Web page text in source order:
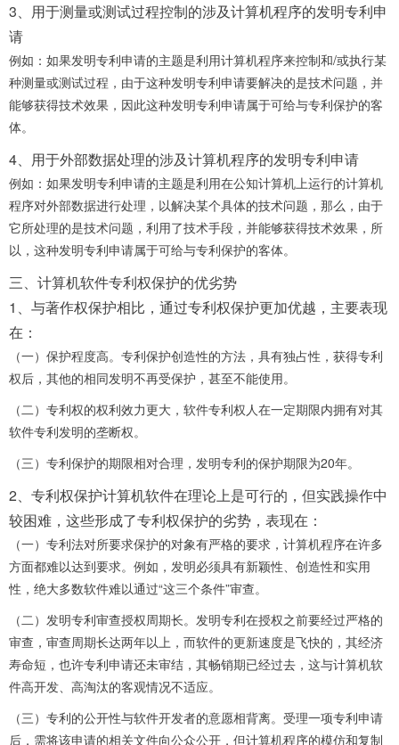
3、用于测量或测试过程控制的涉及计算机程序的发明专利申
请
例如：如果发明专利申请的主题是利用计算机程序来控制和/或执行某
种测量或测试过程，由于这种发明专利申请要解决的是技术问题，并
能够获得技术效果，因此这种发明专利申请属于可给与专利保护的客
体。
4、用于外部数据处理的涉及计算机程序的发明专利申请
例如：如果发明专利申请的主题是利用在公知计算机上运行的计算机
程序对外部数据进行处理，以解决某个具体的技术问题，那么，由于
它所处理的是技术问题，利用了技术手段，并能够获得技术效果，所
以，这种发明专利申请属于可给与专利保护的客体。
三、计算机软件专利权保护的优劣势
1、与著作权保护相比，通过专利权保护更加优越，主要表现
在：
（一）保护程度高。专利保护创造性的方法，具有独占性，获得专利
权后，其他的相同发明不再受保护，甚至不能使用。
（二）专利权的权利效力更大，软件专利权人在一定期限内拥有对其
软件专利发明的垄断权。
（三）专利保护的期限相对合理，发明专利的保护期限为20年。
2、专利权保护计算机软件在理论上是可行的，但实践操作中
较困难，这些形成了专利权保护的劣势，表现在：
（一）专利法对所要求保护的对象有严格的要求，计算机程序在许多
方面都难以达到要求。例如，发明必须具有新颖性、创造性和实用
性，绝大多数软件难以通过“这三个条件”审查。
（二）发明专利审查授权周期长。发明专利在授权之前要经过严格的
审查，审查周期长达两年以上，而软件的更新速度是飞快的，其经济
寿命短，也许专利申请还未审结，其畅销期已经过去，这与计算机软
件高开发、高淘汰的客观情况不适应。
（三）专利的公开性与软件开发者的意愿相背离。受理一项专利申请
后，需将该申请的相关文件向公众公开，但计算机程序的模仿和复制